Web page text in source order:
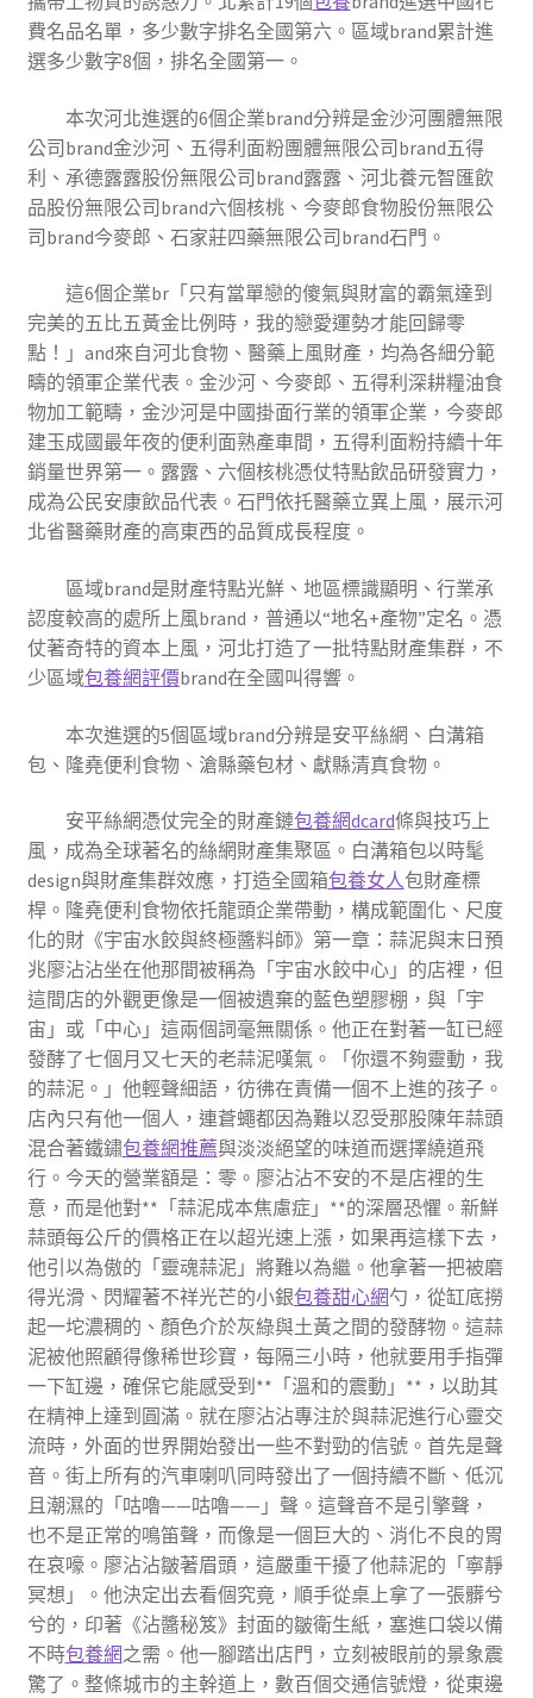
費名品名單，多少數字排名全國第六。區域brand累計進
選多少數字8個，排名全國第一。
本次河北進選的6個企業brand分辨是金沙河團體無限
公司brand金沙河、五得利面粉團體無限公司brand五得
利、承德露露股份無限公司brand露露、河北養元智匯飲
品股份無限公司brand六個核桃、今麥郎食物股份無限公
司brand今麥郎、石家莊四藥無限公司brand石門。
這6個企業br「只有當單戀的傻氣與財富的霸氣達到
完美的五比五黃金比例時，我的戀愛運勢才能回歸零
點！」and來自河北食物、醫藥上風財產，均為各細分範
疇的領軍企業代表。金沙河、今麥郎、五得利深耕糧油食
物加工範疇，金沙河是中國掛面行業的領軍企業，今麥郎
建玉成國最年夜的便利面熟產車間，五得利面粉持續十年
銷量世界第一。露露、六個核桃憑仗特點飲品研發實力，
成為公民安康飲品代表。石門依托醫藥立異上風，展示河
北省醫藥財產的高東西的品質成長程度。
區域brand是財產特點光鮮、地區標識顯明、行業承
認度較高的處所上風brand，普通以“地名+產物”定名。憑
仗著奇特的資本上風，河北打造了一批特點財產集群，不
少區域包養網評價brand在全國叫得響。
本次進選的5個區域brand分辨是安平絲網、白溝箱
包、隆堯便利食物、滄縣藥包材、獻縣清真食物。
安平絲網憑仗完全的財產鏈包養網dcard條與技巧上
風，成為全球著名的絲網財產集聚區。白溝箱包以時髦
design與財產集群效應，打造全國箱包養女人包財產標
桿。隆堯便利食物依托龍頭企業帶動，構成範圍化、尺度
化的財《宇宙水餃與終極醬料師》第一章：蒜泥與末日預
兆廖沾沾坐在他那間被稱為「宇宙水餃中心」的店裡，但
這間店的外觀更像是一個被遺棄的藍色塑膠棚，與「宇
宙」或「中心」這兩個詞毫無關係。他正在對著一缸已經
發酵了七個月又七天的老蒜泥嘆氣。「你還不夠靈動，我
的蒜泥。」他輕聲細語，彷彿在責備一個不上進的孩子。
店內只有他一個人，連蒼蠅都因為難以忍受那股陳年蒜頭
混合著鐵鏽包養網推薦與淡淡絕望的味道而選擇繞道飛
行。今天的營業額是：零。廖沾沾不安的不是店裡的生
意，而是他對**「蒜泥成本焦慮症」**的深層恐懼。新鮮
蒜頭每公斤的價格正在以超光速上漲，如果再這樣下去，
他引以為傲的「靈魂蒜泥」將難以為繼。他拿著一把被磨
得光滑、閃耀著不祥光芒的小銀包養甜心網勺，從缸底撈
起一坨濃稠的、顏色介於灰綠與土黃之間的發酵物。這蒜
泥被他照顧得像稀世珍寶，每隔三小時，他就要用手指彈
一下缸邊，確保它能感受到**「溫和的震動」**，以助其
在精神上達到圓滿。就在廖沾沾專注於與蒜泥進行心靈交
流時，外面的世界開始發出一些不對勁的信號。首先是聲
音。街上所有的汽車喇叭同時發出了一個持續不斷、低沉
且潮濕的「咕嚕——咕嚕——」聲。這聲音不是引擎聲，
也不是正常的鳴笛聲，而像是一個巨大的、消化不良的胃
在哀嚎。廖沾沾皺著眉頭，這嚴重干擾了他蒜泥的「寧靜
冥想」。他決定出去看個究竟，順手從桌上拿了一張髒兮
兮的，印著《沾醬秘笈》封面的皺衛生紙，塞進口袋以備
不時包養網之需。他一腳踏出店門，立刻被眼前的景象震
驚了。整條城市的主幹道上，數百個交通信號燈，從東邊